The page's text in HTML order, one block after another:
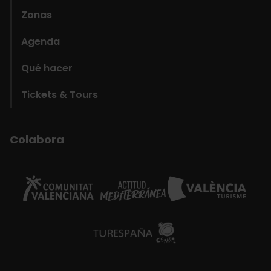
Zonas
Agenda
Qué hacer
Tickets & Tours
Colabora